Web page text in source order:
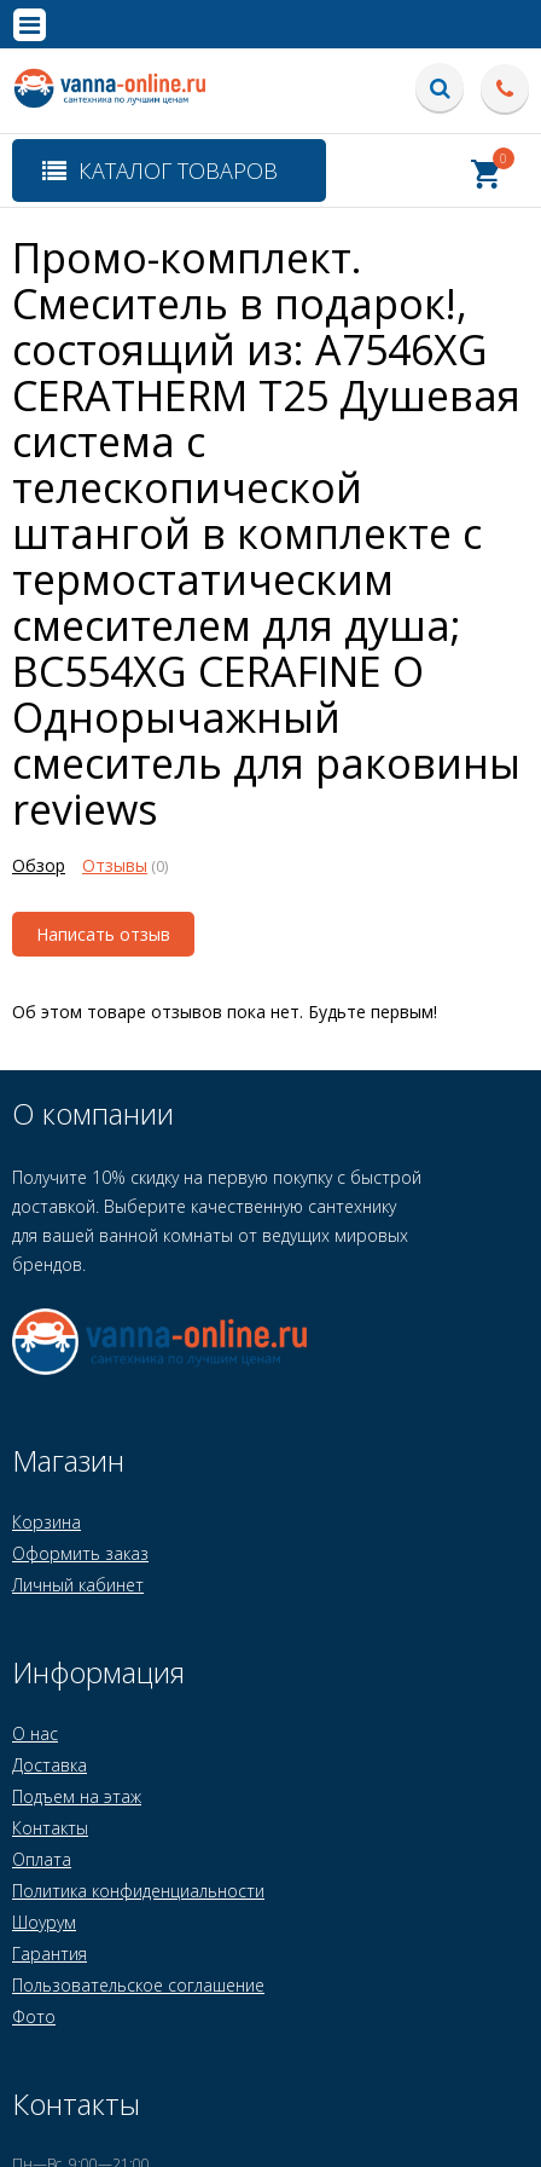
Полная версия сайта
КАТАЛОГ ТОВАРОВ 0
Промо-комплект.
Смеситель в подарок!,
состоящий из: A7546XG
CERATHERM T25 Душевая
система с
телескопической
штангой в комплекте с
термостатическим
смесителем для душа;
BC554XG CERAFINE O
Однорычажный
смеситель для раковины
reviews
Обзор Отзывы (0)
Написать отзыв
Об этом товаре отзывов пока нет. Будьте первым!
О компании
Получите 10% скидку на первую покупку с быстрой
доставкой. Выберите качественную сантехнику
для вашей ванной комнаты от ведущих мировых
брендов.
Магазин
Корзина
Оформить заказ
Личный кабинет
Информация
О нас
Доставка
Подъем на этаж
Контакты
Оплата
Политика конфиденциальности
Шоурум
Гарантия
Пользовательское соглашение
Фото
Контакты